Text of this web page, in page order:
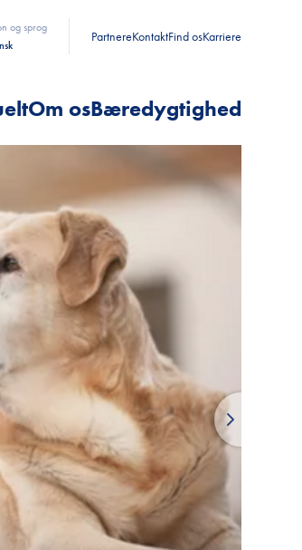
og sprog
PartnereKontaktFind osKarriere
Om osBæredygtighed